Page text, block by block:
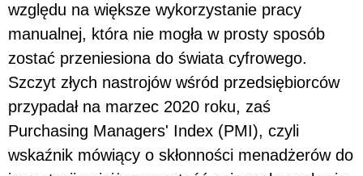
względu na większe wykorzystanie pracy
manualnej, która nie mogła w prosty sposób
zostać przeniesiona do świata cyfrowego.
Szczyt złych nastrojów wśród przedsiębiorców
przypadał na marzec 2020 roku, zaś
Purchasing Managers' Index (PMI), czyli
wskaźnik mówiący o skłonności menadżerów do